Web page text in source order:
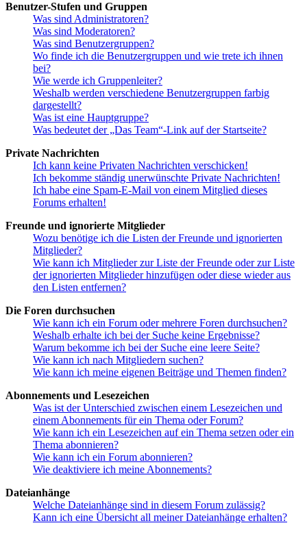
Benutzer-Stufen und Gruppen
Was sind Administratoren?
Was sind Moderatoren?
Was sind Benutzergruppen?
Wo finde ich die Benutzergruppen und wie trete ich ihnen
bei?
Wie werde ich Gruppenleiter?
Weshalb werden verschiedene Benutzergruppen farbig
dargestellt?
Was ist eine Hauptgruppe?
Was bedeutet der „Das Team“-Link auf der Startseite?
Private Nachrichten
Ich kann keine Privaten Nachrichten verschicken!
Ich bekomme ständig unerwünschte Private Nachrichten!
Ich habe eine Spam-E-Mail von einem Mitglied dieses
Forums erhalten!
Freunde und ignorierte Mitglieder
Wozu benötige ich die Listen der Freunde und ignorierten
Mitglieder?
Wie kann ich Mitglieder zur Liste der Freunde oder zur Liste
der ignorierten Mitglieder hinzufügen oder diese wieder aus
den Listen entfernen?
Die Foren durchsuchen
Wie kann ich ein Forum oder mehrere Foren durchsuchen?
Weshalb erhalte ich bei der Suche keine Ergebnisse?
Warum bekomme ich bei der Suche eine leere Seite?
Wie kann ich nach Mitgliedern suchen?
Wie kann ich meine eigenen Beiträge und Themen finden?
Abonnements und Lesezeichen
Was ist der Unterschied zwischen einem Lesezeichen und
einem Abonnements für ein Thema oder Forum?
Wie kann ich ein Lesezeichen auf ein Thema setzen oder ein
Thema abonnieren?
Wie kann ich ein Forum abonnieren?
Wie deaktiviere ich meine Abonnements?
Dateianhänge
Welche Dateianhänge sind in diesem Forum zulässig?
Kann ich eine Übersicht all meiner Dateianhänge erhalten?